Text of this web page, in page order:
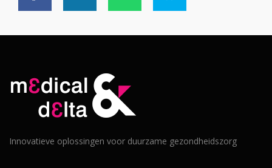
Innovatieve oplossingen voor duurzame gezondheidszorg